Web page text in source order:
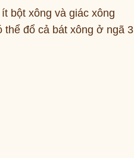
bột xông và giác xông
thể đổ cả bát xông ở ngã 3